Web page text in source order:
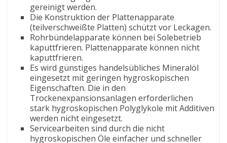
gereinigt werden.
Die Konstruktion der Plattenapparate
(teilverschweißte Platten) schützt vor Leckagen.
Rohrbündelapparate können bei Solebetrieb
kaputtfrieren. Plattenapparate können nicht
kaputtfrieren.
Es wird günstiges handelsübliches Mineralöl
eingesetzt mit geringen hygroskopischen
Eigenschaften. Die in den
Trockenexpansionsanlagen erforderlichen
stark hygroskopischen Polyglykole mit Additiven
werden nicht eingesetzt.
Servicearbeiten sind durch die nicht
hygroskopischen Öle einfacher und schneller